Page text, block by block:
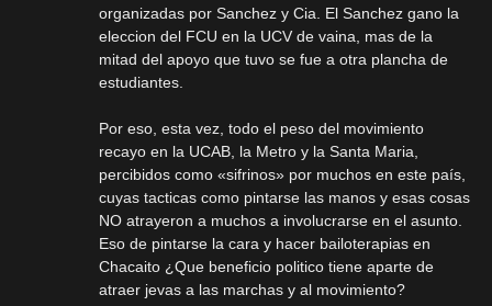
organizadas por Sanchez y Cia. El Sanchez gano la
eleccion del FCU en la UCV de vaina, mas de la
mitad del apoyo que tuvo se fue a otra plancha de
estudiantes.
Por eso, esta vez, todo el peso del movimiento
recayo en la UCAB, la Metro y la Santa Maria,
percibidos como «sifrinos» por muchos en este país,
cuyas tacticas como pintarse las manos y esas cosas
NO atrayeron a muchos a involucrarse en el asunto.
Eso de pintarse la cara y hacer bailoterapias en
Chacaito ¿Que beneficio politico tiene aparte de
atraer jevas a las marchas y al movimiento?